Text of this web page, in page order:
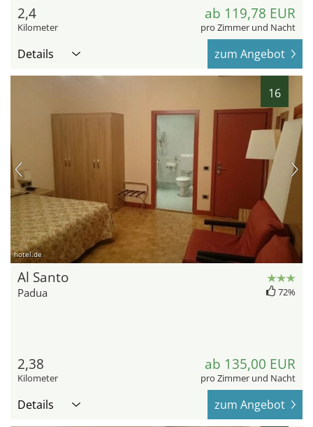
2,4
Kilometer
ab 119,78 EUR
pro Zimmer und Nacht
Details zum Angebot
16
hotel.de
Al Santo
Padua 72%
2,38
Kilometer
ab 135,00 EUR
pro Zimmer und Nacht
Details zum Angebot